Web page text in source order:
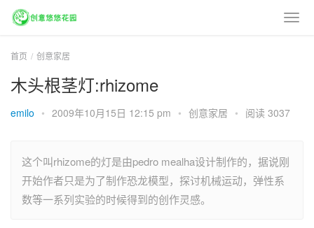
首页 创意家居
木头根茎灯:rhizome
emilo • 2009年10月15日 12:15 pm • 创意家居 • 阅读 3037
这个叫rhizome的灯是由pedro mealha设计制作的，据说刚
开始作者只是为了制作恐龙模型，探讨机械运动，弹性系
数等一系列实验的时候得到的创作灵感。